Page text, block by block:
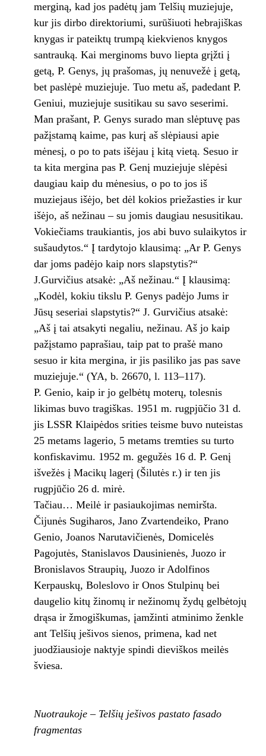
merginą, kad jos padėtų jam Telšių muziejuje,
kur jis dirbo direktoriumi, surūšiuoti hebrajiškas
knygas ir pateiktų trumpą kiekvienos knygos
santrauką. Kai merginoms buvo liepta grįžti į
getą, P. Genys, jų prašomas, jų nenuvežė į getą,
bet paslėpė muziejuje. Tuo metu aš, padedant P.
Geniui, muziejuje susitikau su savo seserimi.
Man prašant, P. Genys surado man slėptuvę pas
pažįstamą kaime, pas kurį aš slėpiausi apie
mėnesį, o po to pats išėjau į kitą vietą. Sesuo ir
ta kita mergina pas P. Genį muziejuje slėpėsi
daugiau kaip du mėnesius, o po to jos iš
muziejaus išėjo, bet dėl kokios priežasties ir kur
išėjo, aš nežinau – su jomis daugiau nesusitikau.
Vokiečiams traukiantis, jos abi buvo sulaikytos ir
sušaudytos.“ Į tardytojo klausimą: „Ar P. Genys
dar joms padėjo kaip nors slapstytis?“
J.Gurvičius atsakė: „Aš nežinau.“ Į klausimą:
„Kodėl, kokiu tikslu P. Genys padėjo Jums ir
Jūsų seseriai slapstytis?“ J. Gurvičius atsakė:
„Aš į tai atsakyti negaliu, nežinau. Aš jo kaip
pažįstamo paprašiau, taip pat to prašė mano
sesuo ir kita mergina, ir jis pasiliko jas pas save
muziejuje.“ (YA, b. 26670, l. 113–117).
P. Genio, kaip ir jo gelbėtų moterų, tolesnis
likimas buvo tragiškas. 1951 m. rugpjūčio 31 d.
jis LSSR Klaipėdos srities teisme buvo nuteistas
25 metams lagerio, 5 metams tremties su turto
konfiskavimu. 1952 m. gegužės 16 d. P. Genį
išvežės į Macikų lagerį (Šilutės r.) ir ten jis
rugpjūčio 26 d. mirė.
Tačiau… Meilė ir pasiaukojimas nemiršta.
Čijunės Sugiharos, Jano Zvartendeiko, Prano
Genio, Joanos Narutavičienės, Domicelės
Pagojutės, Stanislavos Dausinienės, Juozo ir
Bronislavos Straupių, Juozo ir Adolfinos
Kerpauskų, Boleslovo ir Onos Stulpinų bei
daugelio kitų žinomų ir nežinomų žydų gelbėtojų
drąsa ir žmogiškumas, įamžinti atminimo ženkle
ant Telšių ješivos sienos, primena, kad net
juodžiausioje naktyje spindi dieviškos meilės
šviesa.
Nuotraukoje – Telšių ješivos pastato fasado
fragmentas